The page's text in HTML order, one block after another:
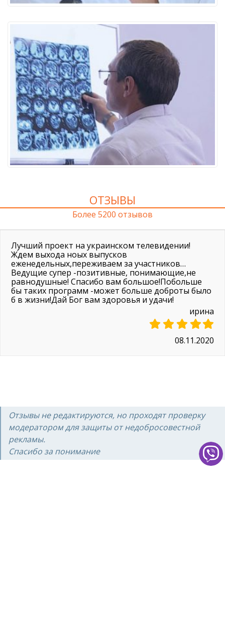
ОТЗЫВЫ
Более 5200 отзывов
Лучший проект на украинском телевидении!
Ждем выхода ноых выпусков
еженедельных,переживаем за участников…
Ведущие супер -позитивные, понимающие,не
равнодушные! Спасибо вам большое!Побольше
бы таких программ -может больше доброты было
б в жизни!Дай Бог вам здоровья и удачи!
ирина
08.11.2020
Отзывы не редактируются, но проходят проверку
модератором для защиты от недобросовестной
рекламы.
Спасибо за понимание